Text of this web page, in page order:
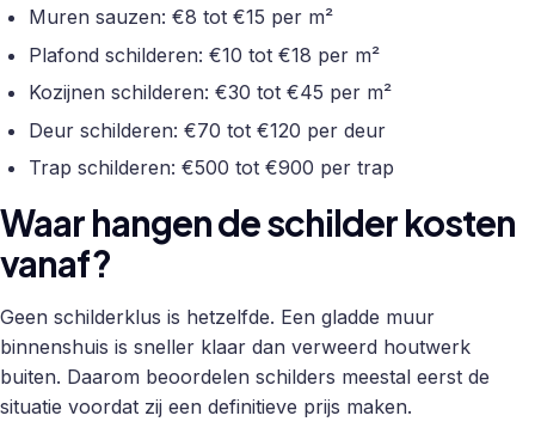
Muren sauzen: €8 tot €15 per m²
Plafond schilderen: €10 tot €18 per m²
Kozijnen schilderen: €30 tot €45 per m²
Deur schilderen: €70 tot €120 per deur
Trap schilderen: €500 tot €900 per trap
Waar hangen de schilder kosten
vanaf?
Geen schilderklus is hetzelfde. Een gladde muur
binnenshuis is sneller klaar dan verweerd houtwerk
buiten. Daarom beoordelen schilders meestal eerst de
situatie voordat zij een definitieve prijs maken.